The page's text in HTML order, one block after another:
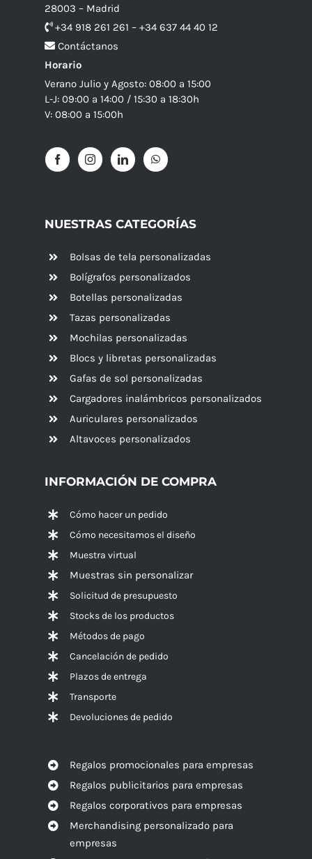
28003 – Madrid
+34 918 261 261 – +34 637 44 40 12
Contáctanos
Horario
Verano Julio y Agosto: 08:00 a 15:00
L-J: 09:00 a 14:00 / 15:30 a 18:30h
V: 08:00 a 15:00h
NUESTRAS CATEGORÍAS
Bolsas de tela personalizadas
Bolígrafos personalizados
Botellas personalizadas
Tazas personalizadas
Mochilas personalizadas
Blocs y libretas personalizadas
Gafas de sol personalizadas
Cargadores inalámbricos personalizados
Auriculares personalizados
Altavoces personalizados
INFORMACIÓN DE COMPRA
Cómo hacer un pedido
Cómo necesitamos el diseño
Muestra virtual
Muestras sin personalizar
Solicitud de presupuesto
Stocks de los productos
Métodos de pago
Cancelación de pedido
Plazos de entrega
Transporte
Devoluciones de pedido
Regalos promocionales para empresas
Regalos publicitarios para empresas
Regalos corporativos para empresas
Merchandising personalizado para
empresas